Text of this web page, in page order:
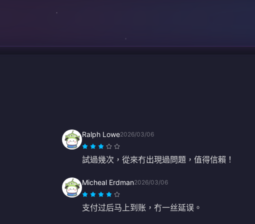
Ralph Lowe2026/03/06
試過幾次，從來冇出現過問題，值得信賴！
Micheal Erdman2026/03/06
支付过后马上到账，冇一丝延误。